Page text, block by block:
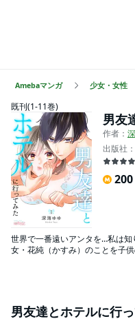
Amebaマンガ 少女・女性
既刊(1-11巻)
男友
作者：
出版社：
200
世界で一番遠いアンタを…私は知りたい――。 ちょっ
女・花純（かすみ）のことを子
なのに、天然少女・花純の斜め
れたサガ！！ ずっと友達だった
男友達とホテルに行